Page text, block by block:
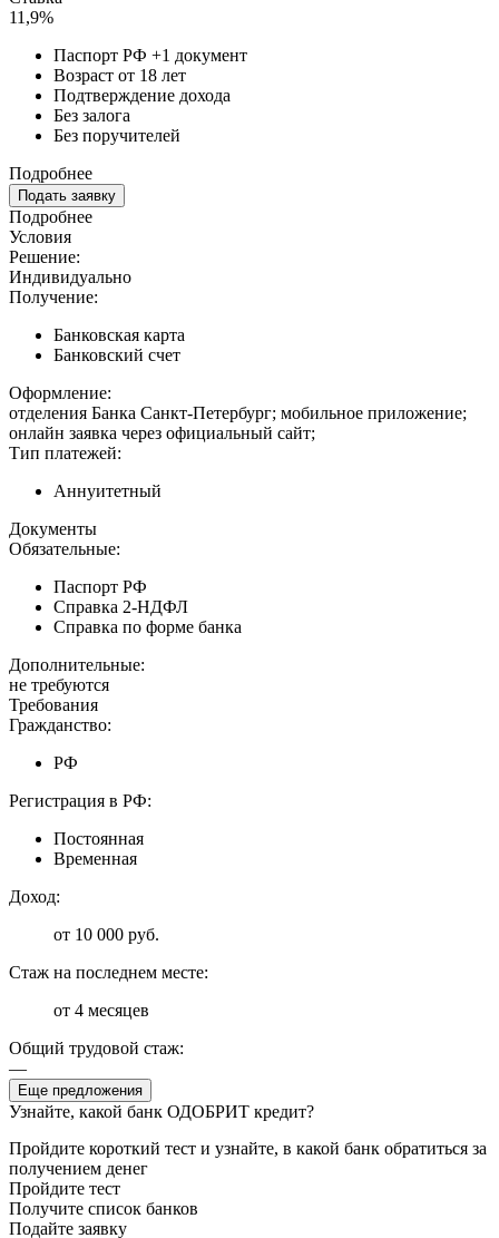
11,9%
Паспорт РФ +1 документ
Возраст от 18 лет
Подтверждение дохода
Без залога
Без поручителей
Подробнее
Подать заявку
Подробнее
Условия
Решение:
Индивидуально
Получение:
Банковская карта
Банковский счет
Оформление:
отделения Банка Санкт-Петербург; мобильное приложение;
онлайн заявка через официальный сайт;
Тип платежей:
Аннуитетный
Документы
Обязательные:
Паспорт РФ
Справка 2-НДФЛ
Справка по форме банка
Дополнительные:
не требуются
Требования
Гражданство:
РФ
Регистрация в РФ:
Постоянная
Временная
Доход:
от 10 000 руб.
Стаж на последнем месте:
от 4 месяцев
Общий трудовой стаж:
—
Еще предложения
Узнайте, какой банк ОДОБРИТ кредит?
Пройдите короткий тест и узнайте, в какой банк обратиться за
получением денег
Пройдите тест
Получите список банков
Подайте заявку